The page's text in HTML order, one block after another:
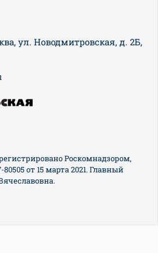
ул. Новодмитровская, д. 2Б,
Роскомнадзором,
от 15 марта 2021. Главный